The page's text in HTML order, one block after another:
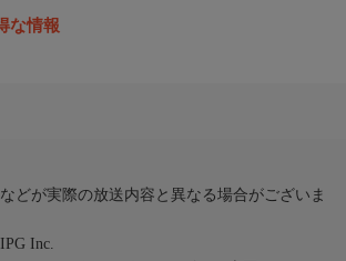
な情報
どが実際の放送内容と異なる場合がございま
Inc.